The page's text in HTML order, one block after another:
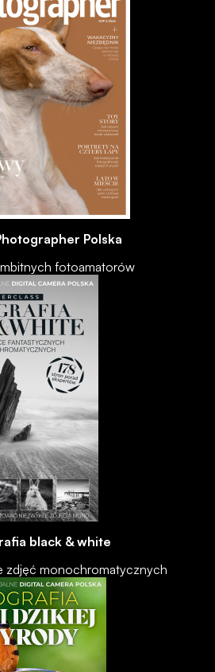
Polska
fotoamatorów
black & white
zdjęć monochromatycznych